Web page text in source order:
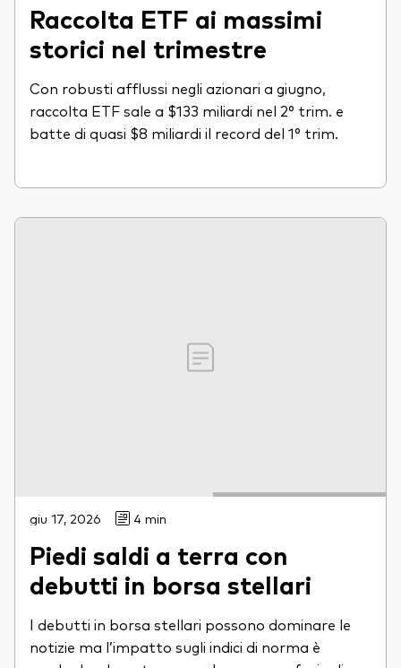
Raccolta ETF ai massimi
storici nel trimestre
Con robusti afflussi negli azionari a giugno,
raccolta ETF sale a $133 miliardi nel 2° trim. e
batte di quasi $8 miliardi il record del 1° trim.
giu 17, 2026 4 min
Piedi saldi a terra con
debutti in borsa stellari
I debutti in borsa stellari possono dominare le
notizie ma l’impatto sugli indici di norma è